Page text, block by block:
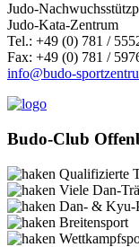
Judo-
Judo-Kata-Zentrum
Tel.: +49 (0) 781 /
Fax: +49 (0) 781 /
info@budo-
Budo-Club
Qualifizierte
Viele Dan-
Dan- & Kyu-
Breitensport